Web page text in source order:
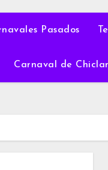
Pasados
Carnaval de